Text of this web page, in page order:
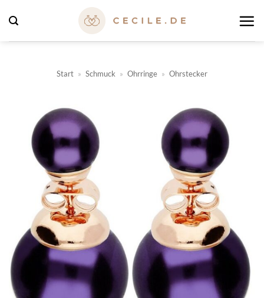
Inhalt
springen
Start » Schmuck » Ohrringe » Ohrstecker